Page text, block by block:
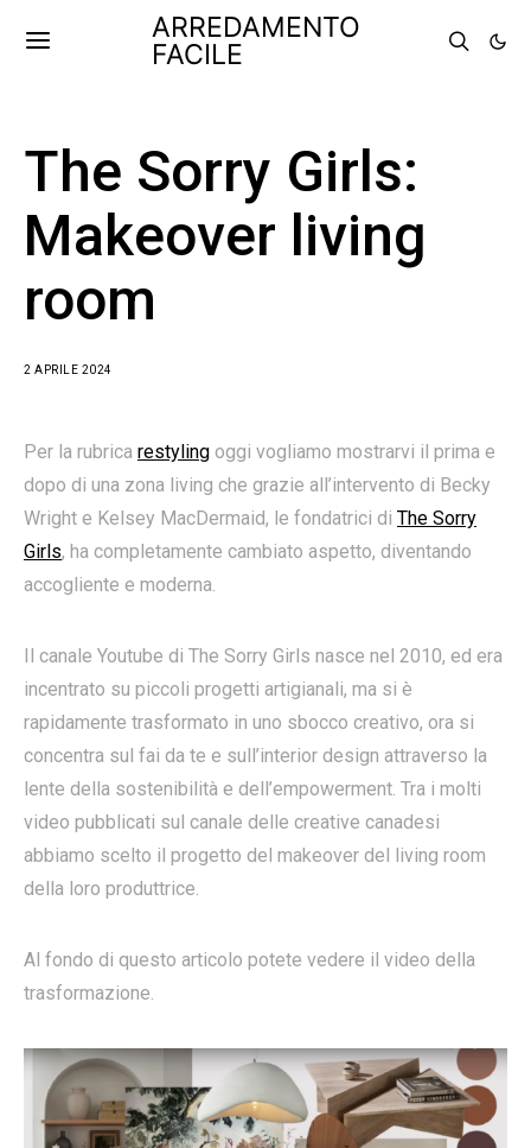
ARREDAMENTO
FACILE
The Sorry Girls:
Makeover living
room
2 APRILE 2024
Per la rubrica restyling oggi vogliamo mostrarvi il prima e
dopo di una zona living che grazie all’intervento di Becky
Wright e Kelsey MacDermaid, le fondatrici di The Sorry
Girls, ha completamente cambiato aspetto, diventando
accogliente e moderna.
Il canale Youtube di The Sorry Girls nasce nel 2010, ed era
incentrato su piccoli progetti artigianali, ma si è
rapidamente trasformato in uno sbocco creativo, ora si
concentra sul fai da te e sull’interior design attraverso la
lente della sostenibilità e dell’empowerment. Tra i molti
video pubblicati sul canale delle creative canadesi
abbiamo scelto il progetto del makeover del living room
della loro produttrice.
Al fondo di questo articolo potete vedere il video della
trasformazione.